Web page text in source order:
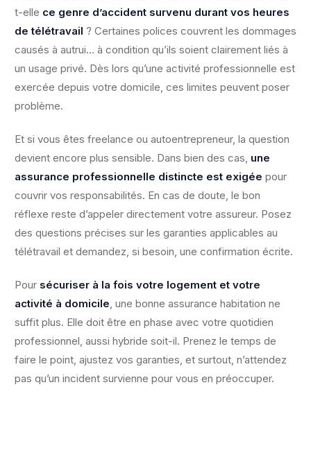
t-elle ce genre d’accident survenu durant vos heures
de télétravail ? Certaines polices couvrent les dommages
causés à autrui… à condition qu’ils soient clairement liés à
un usage privé. Dès lors qu’une activité professionnelle est
exercée depuis votre domicile, ces limites peuvent poser
problème.
Et si vous êtes freelance ou autoentrepreneur, la question
devient encore plus sensible. Dans bien des cas, une
assurance professionnelle distincte est exigée pour
couvrir vos responsabilités. En cas de doute, le bon
réflexe reste d’appeler directement votre assureur. Posez
des questions précises sur les garanties applicables au
télétravail et demandez, si besoin, une confirmation écrite.
Pour sécuriser à la fois votre logement et votre
activité à domicile, une bonne assurance habitation ne
suffit plus. Elle doit être en phase avec votre quotidien
professionnel, aussi hybride soit-il. Prenez le temps de
faire le point, ajustez vos garanties, et surtout, n’attendez
pas qu’un incident survienne pour vous en préoccuper.